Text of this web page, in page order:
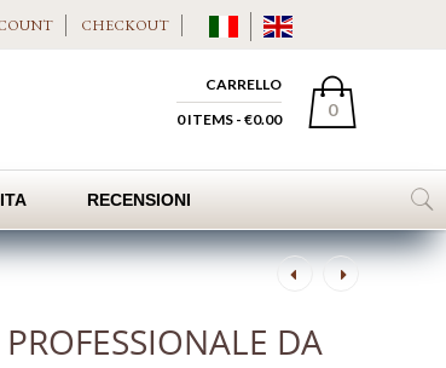
CHECKOUT
CARRELLO
0
0 ITEMS - €0.00
RECENSIONI
Post
DA